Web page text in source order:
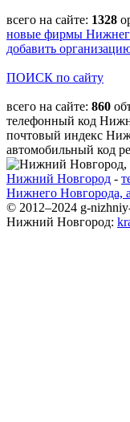
всего на сайте: 1328
новые фирмы
добавить
ПОИСК по сайту
всего на сайте: 860
телефонный код
почтовый индекс
автомобильный код
Нижний Новгород -
Нижнего Новгорода,
© 2012–2024 g-
Нижний Новгород: